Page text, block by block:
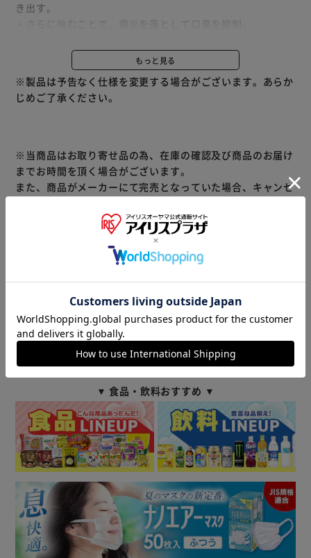
き出す。
・小型犬に適したサイズ。
■リニューアルによりパッケージが異なる場合がございま
す。
もっと見る
※製品は予告なく仕様を変更する場合がございます。あらか
じめご了承ください。
※当商品はお取り寄せ品の為、在庫の確認及び商品のお届け
までお時間を頂く場合がございます。
また、商品がメーカーにて完売となっていた場合、キャンセ
予めご了承くださいますようお願いいたします。
商品はアイリスプラザがセレクトしたオススメ商品です。
数量限定商品はご注文が完了しても完売になる場合がござい
ます。ご注文をいただいた後にお断りさせていただく場合が
ございますのでなにとぞご了承ください。
商品情報
▼ 食品・飲料おすすめ ▼